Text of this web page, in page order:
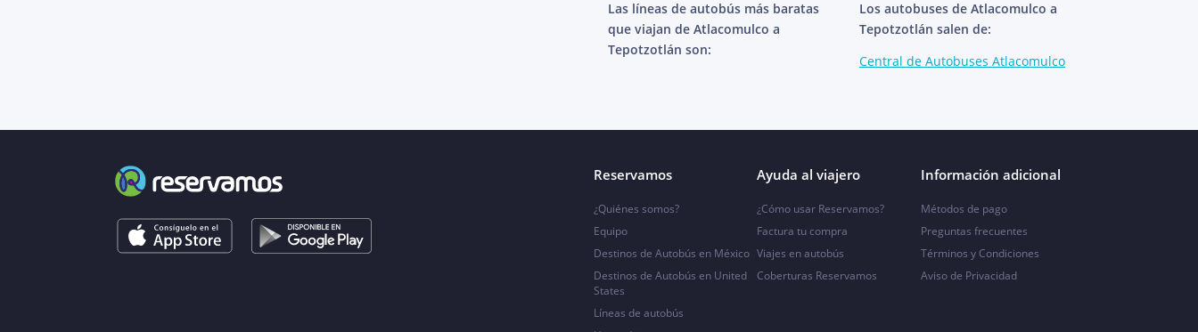
Las líneas de autobús más baratas
que viajan de Atlacomulco a
Tepotzotlán son:
Los autobuses de Atlacomulco a
Tepotzotlán salen de:
Central de Autobuses Atlacomulco
Reservamos
¿Quiénes somos?
Equipo
Destinos de Autobús en México
Destinos de Autobús en United
States
Líneas de autobús
Ayuda al viajero
¿Cómo usar Reservamos?
Factura tu compra
Viajes en autobús
Coberturas Reservamos
Información adicional
Métodos de pago
Preguntas frecuentes
Términos y Condiciones
Aviso de Privacidad